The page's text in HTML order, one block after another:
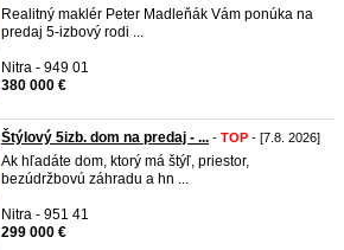
Realitný maklér Peter Madleňák Vám ponúka na
predaj 5-izbový rodi ...
Nitra - 949 01
380 000 €
Štýlový 5izb. dom na predaj - ... - TOP - [7.8. 2026]
Ak hľadáte dom, ktorý má štýľ, priestor,
bezúdržbovú záhradu a hn ...
Nitra - 951 41
299 000 €